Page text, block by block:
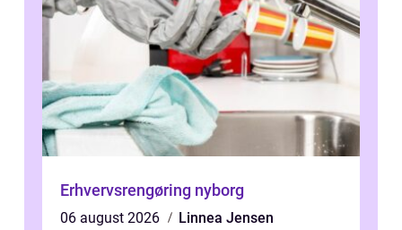
Erhvervsrengøring nyborg
06 august 2026
Linnea Jensen